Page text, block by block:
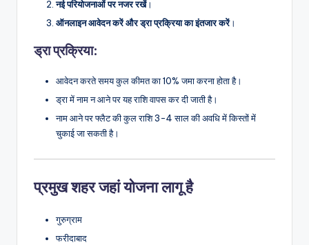
नई परियोजनाओं पर नजर रखें।
ऑनलाइन आवेदन करें और ड्रा प्रक्रिया का इंतजार करें।
ड्रा प्रक्रिया:
आवेदन करते समय कुल कीमत का 10% जमा करना होता है।
ड्रा में नाम न आने पर यह राशि वापस कर दी जाती है।
नाम आने पर फ्लैट की कुल राशि 3-4 साल की अवधि में किस्तों में
चुकाई जा सकती है।
प्रमुख शहर जहां योजना लागू है
गुरुग्राम
फरीदाबाद